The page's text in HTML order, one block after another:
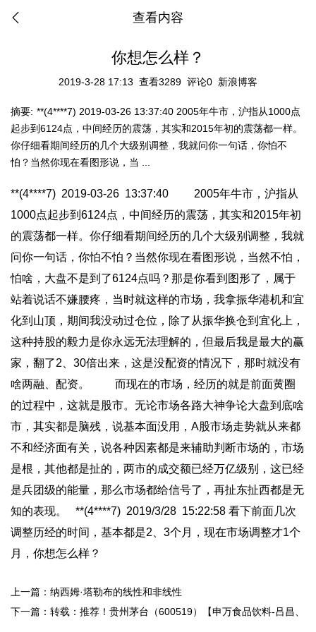
查看内容
你想怎么样？
2019-3-28 17:13 查看3289 评论0 新浪博客
摘要: **(4****7) 2019-03-26 13:37:40 2005年牛市，沪指从1000点
起步到6124点，中间经历的震荡，其实和2015年初的震荡都一样。
你仔细看期间经历的几个大级别调整，我就问你一句话，你怕不
怕？当然你现在看图形说，当 ...
**(4****7) 2019-03-26 13:37:40 2005年牛市，沪指从
1000点起步到6124点，中间经历的震荡，其实和2015年初
的震荡都一样。你仔细看期间经历的几个大级别调整，我就
问你一句话，你怕不怕？当然你现在看图形说，当然不怕，
怕啥，大盘不是到了6124点吗？那是你看到图形了，属于
站着说话不嫌腰疼，当时就这样的市场，我拿振华港机和宜
化到山顶，期间我没动过仓位，除了从振华换仓到宜化上，
这种持股的毅力是你永远无法理解的，但最后我是最大的赢
家，翻了2、30倍出来，这是没配资的情况下，那时就没有
啥两融、配资。 而现在的市场，经历的就是前面黄圈
的过程中，这就是股市。无论市场各路大神争论大盘到底啥
市，其实都是脑残，说基本面没用，A股市场走势就从来都
不和经济面有关，说各种因素都是来辅助判断市场的，市场
是根，其他都是扯的，两市的成交额已经万亿级别，这已经
是兵团级的能量，那么市场都给信号了，再扯东扯西都是无
知的表现。 **(4****7) 2019/3/28 15:22:58 看下前面几次
调整历经的时间，基本都是2、3个月，现在市场调整才1个
月，你想怎么样？
上一篇：纳西姆·塔勒布的线性和非线性
下一篇：转载：推荐！贵州茅台（600519）【申万食品饮料-吕昌、